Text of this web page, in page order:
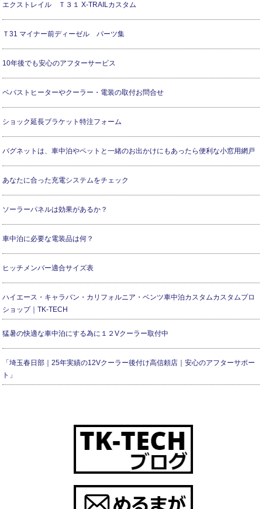
エクストレイル Ｔ３１ X-TRAILカスタム
Ｔ31 マイナー前ディーゼル パーツ集
10年後でも安心のアフターサービス
ベバストヒーターやクーラー・電装の取付お問合せ
ショック延長ブラケット特注フォーム
バグネットは、車中泊やペットと一緒のお出かけにもあったら便利な小窓用網戸
あなたに合った充電システムをチェック
ソーラーパネルは効果があるか？
車中泊に必要な電装品は何？
ヒッチメンバー適合サイズ表
ハイエース・キャラバン・カリフォルニア・ベンツ車中泊カスタムカスタムプロ
ショップ｜TK-TECH
猛暑の快適な車中泊にする為に１２Vクーラー取付中
「埼玉春日部｜25年実績の12Vクーラー後付け高信頼店｜安心のアフターサポー
ト」